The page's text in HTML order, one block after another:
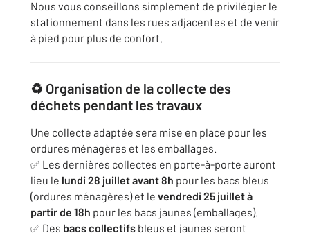
Nous vous conseillons simplement de privilégier le
stationnement dans les rues adjacentes et de venir
à pied pour plus de confort.
♻️ Organisation de la collecte des
déchets pendant les travaux
Une collecte adaptée sera mise en place pour les
ordures ménagères et les emballages.
✅ Les dernières collectes en porte-à-porte auront
lieu le lundi 28 juillet avant 8h pour les bacs bleus
(ordures ménagères) et le vendredi 25 juillet à
partir de 18h pour les bacs jaunes (emballages).
✅ Des bacs collectifs bleus et jaunes seront